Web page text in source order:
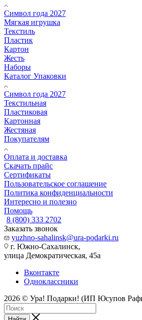
Символ года 2027
Мягкая игрушка
Текстиль
Пластик
Картон
Жесть
Наборы
Каталог Упаковки
Символ года 2027
Текстильная
Пластиковая
Картонная
Жестяная
Покупателям
Оплата и доставка
Скачать прайс
Сертификаты
Пользовательское соглашение
Политика конфиденциальности
Интересно и полезно
Помощь
8 (800) 333 2702
Заказать звонок
yuzhno-sahalinsk@ura-podarki.ru
г. Южно-Сахалинск,
улица Демократическая, 45а
Вконтакте
Одноклассники
2026 © Ура! Подарки! (ИП Юсупов